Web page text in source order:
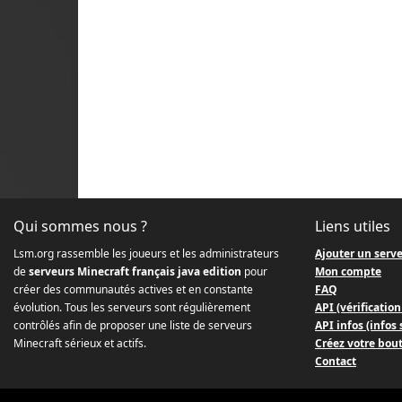
Qui sommes nous ?
Lsm.org rassemble les joueurs et les administrateurs
deserveurs Minecraft français java edition pour
créer des communautés actives et en constante
évolution. Tous les serveurs sont régulièrement
contrôlés afin de proposer une liste de serveurs
Minecraft sérieux et actifs.
Liens utiles
Ajouter un
Mon compte
FAQ
API
API infos (infos
Créez votre
Contact